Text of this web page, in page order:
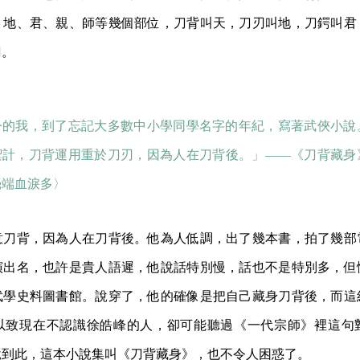
、君、親、師等幾個部位，刀背叫天，刀刃叫地，刀鍔叫
我，到了忘記大多數中小學同學名字的年紀，寫著武俠小
計，刀背運用重於刀刃，因為人在刀背後。」——《刀背藏身
血淚多〉
背，因為人在刀背後。他為人低調，出了幾本書，拍了幾
名，也許是貴人語遲，他說話特別慢，話也不是特別多，
史料圖書館。說穿了，他的確像是把自己藏身刀背後，而
致現在不認識徐皓峰的人，卻可能聽過《一代宗師》裡這句
此，這本小說集叫《刀背藏身》，也不令人困惑了。